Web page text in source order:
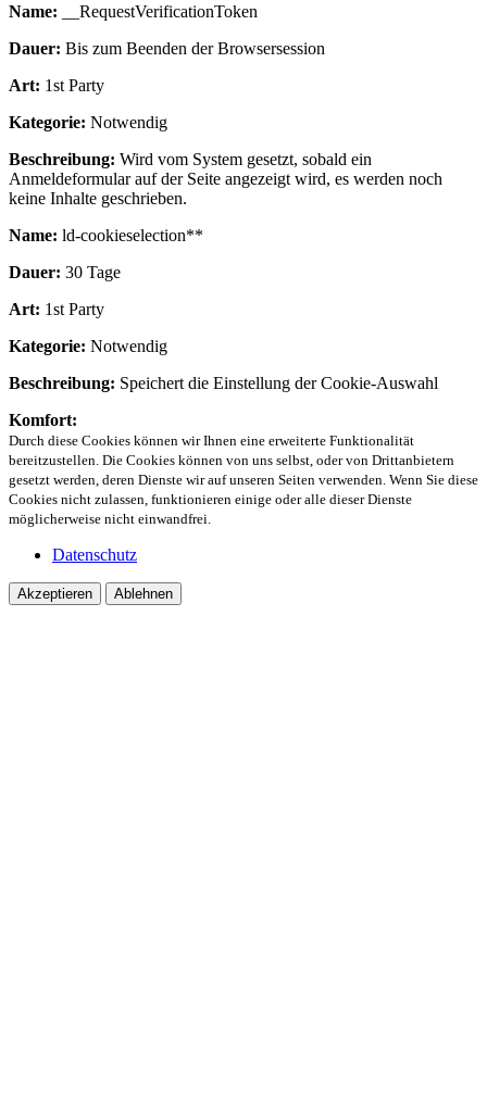
Name: __RequestVerificationToken
Dauer: Bis zum Beenden der Browsersession
Art: 1st Party
Kategorie: Notwendig
Beschreibung: Wird vom System gesetzt, sobald ein
Anmeldeformular auf der Seite angezeigt wird, es werden noch
keine Inhalte geschrieben.
Name: ld-cookieselection**
Dauer: 30 Tage
Art: 1st Party
Kategorie: Notwendig
Beschreibung: Speichert die Einstellung der Cookie-Auswahl
Komfort:
Durch diese Cookies können wir Ihnen eine erweiterte Funktionalität
bereitzustellen. Die Cookies können von uns selbst, oder von Drittanbietern
gesetzt werden, deren Dienste wir auf unseren Seiten verwenden. Wenn Sie diese
Cookies nicht zulassen, funktionieren einige oder alle dieser Dienste
möglicherweise nicht einwandfrei.
Datenschutz
Akzeptieren Ablehnen